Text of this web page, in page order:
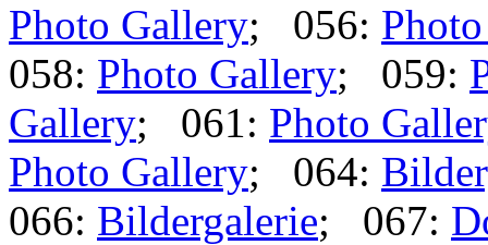
Photo Gallery; 056:
058: Photo Gallery; 059:
Gallery; 061: Photo
Photo Gallery; 064:
066: Bildergalerie; 067: